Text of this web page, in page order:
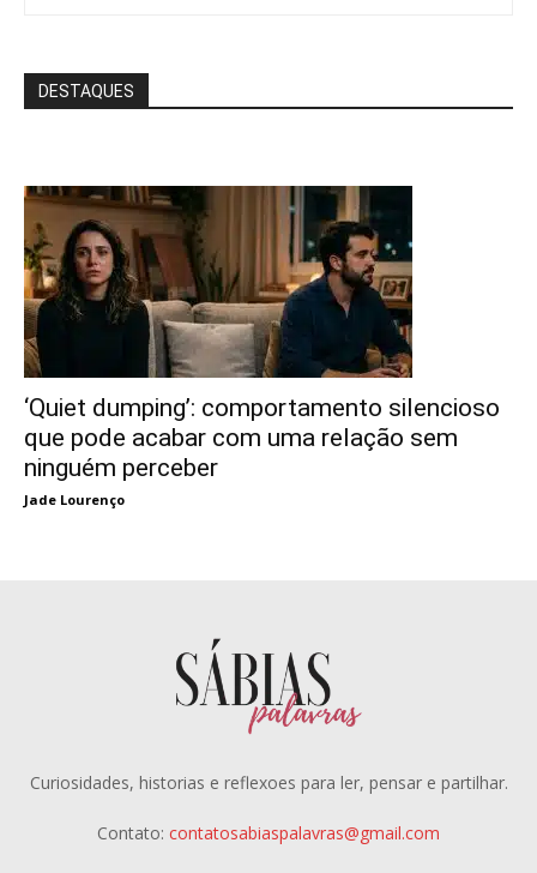
DESTAQUES
‘Quiet dumping’: comportamento silencioso
que pode acabar com uma relação sem
ninguém perceber
Jade Lourenço
Curiosidades, historias e reflexoes para ler, pensar e partilhar.
Contato: contatosabiaspalavras@gmail.com